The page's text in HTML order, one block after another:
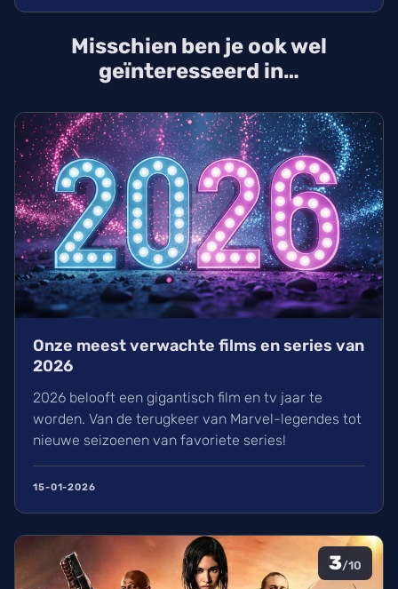
Misschien ben je ook wel
geïnteresseerd in…
Onze meest verwachte films en series van
2026
2026 belooft een gigantisch film en tv jaar te
worden. Van de terugkeer van Marvel-legendes tot
nieuwe seizoenen van favoriete series!
15-01-2026
3/10